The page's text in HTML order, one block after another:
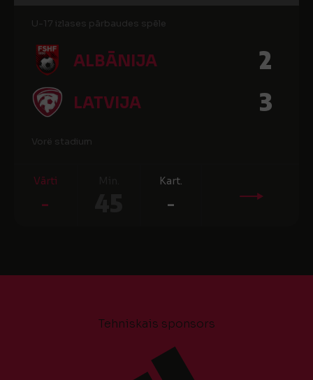
U-17 izlases pārbaudes spēle
ALBĀNIJA 2
LATVIJA 3
Vorë stadium
Vārti
-
Kart.
-
Tehniskais sponsors